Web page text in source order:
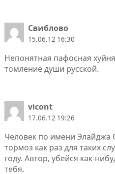
Свиблово
15.06.12 16:30
Непонятная пафосная
томление души русской.
vicont
17.06.12 19:26
Человек по имени
тормоз как раз для таких
году. Автор, убейся как-
тебя.